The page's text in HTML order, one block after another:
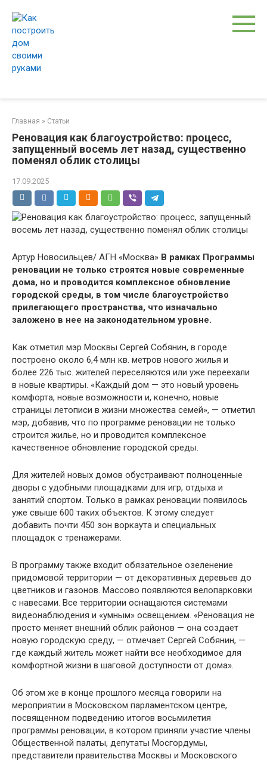
контенту
Главная » Статьи
Реновация как благоустройство: процесс,
запущенный восемь лет назад, существенно
поменял облик столицы
17.09.2025
Артур Новосильцев/ АГН «Москва» В рамках Программы
реновации не только строятся новые современные
дома, но и проводится комплексное обновление
городской среды, в том числе благоустройство
прилегающего пространства, что изначально
заложено в нее на законодательном уровне.
Как отметил мэр Москвы Сергей Собянин, в городе
построено около 6,4 млн кв. метров нового жилья и
более 226 тыс. жителей переселяются или уже переехали
в новые квартиры. «Каждый дом — это новый уровень
комфорта, новые возможности и, конечно, новые
страницы летописи в жизни множества семей», — отметил
мэр, добавив, что по программе реновации не только
строится жилье, но и проводится комплексное
качественное обновление городской среды.
Для жителей новых домов обустраивают полноценные
дворы с удобными площадками для игр, отдыха и
занятий спортом. Только в рамках реновации появилось
уже свыше 600 таких объектов. К этому следует
добавить почти 450 зон воркаута и специальных
площадок с тренажерами.
В программу также входит обязательное озеленение
придомовой территории — от декоративных деревьев до
цветников и газонов. Массово появляются велопарковки
с навесами. Все территории оснащаются системами
видеонаблюдения и «умным» освещением. «Реновация не
просто меняет внешний облик районов — она создает
новую городскую среду, — отмечает Сергей Собянин, —
где каждый житель может найти все необходимое для
комфортной жизни в шаговой доступности от дома».
Об этом же в конце прошлого месяца говорили на
мероприятии в Московском парламентском центре,
посвященном подведению итогов восьмилетия
программы реновации, в котором приняли участие члены
Общественной палаты, депутаты Мосгордумы,
представители правительства Москвы и Московского